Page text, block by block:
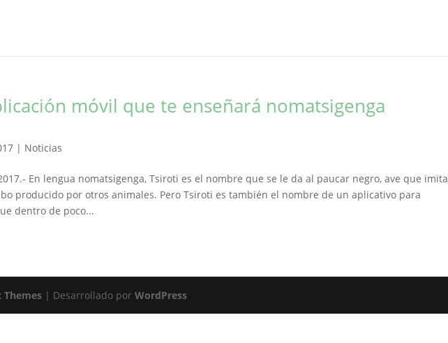
móvil que te enseñará nomatsigenga
| Noticias
En lengua nomatsigenga, Tsiroti es el nombre que se le da al paucar negro, ave que imita
producido por otros animales. Pero Tsiroti es también el nombre de un aplicativo para
dentro de poco...
Themes | Desarrollado porWordPress